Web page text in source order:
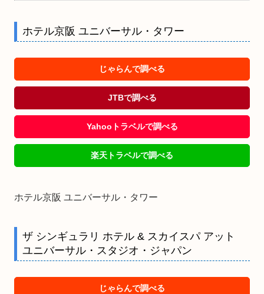
ホテル京阪 ユニバーサル・タワー
じゃらんで調べる
JTBで調べる
Yahooトラベルで調べる
楽天トラベルで調べる
ホテル京阪 ユニバーサル・タワー
ザ シンギュラリ ホテル & スカイスパ アット
ユニバーサル・スタジオ・ジャパン
じゃらんで調べる